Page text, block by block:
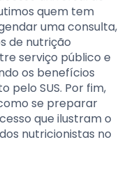
quem tem
uma consulta,
de nutrição
serviço público e
os benefícios
pelo SUS. Por fim,
se preparar
que ilustram o
nutricionistas no